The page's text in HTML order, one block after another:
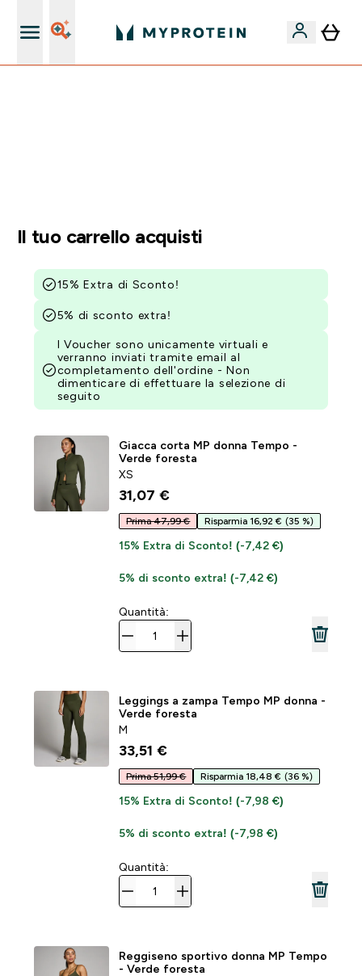
Il tuo carrello acquisti
15% Extra di Sconto!
5% di sconto extra!
I Voucher sono unicamente virtuali e
verranno inviati tramite email al
completamento dell'ordine - Non
dimenticare di effettuare la selezione di
seguito
Giacca corta MP donna Tempo -
Verde foresta
XS
31,07 €‎
Prima 47,99 € Risparmia 16,92 € (35 %)
15% Extra di Sconto! (-7,42 €)
5% di sconto extra! (-7,42 €)
Quantità:
Leggings a zampa Tempo MP donna -
Verde foresta
M
33,51 €‎
Prima 51,99 € Risparmia 18,48 € (36 %)
15% Extra di Sconto! (-7,98 €)
5% di sconto extra! (-7,98 €)
Quantità:
Reggiseno sportivo donna MP Tempo
- Verde foresta